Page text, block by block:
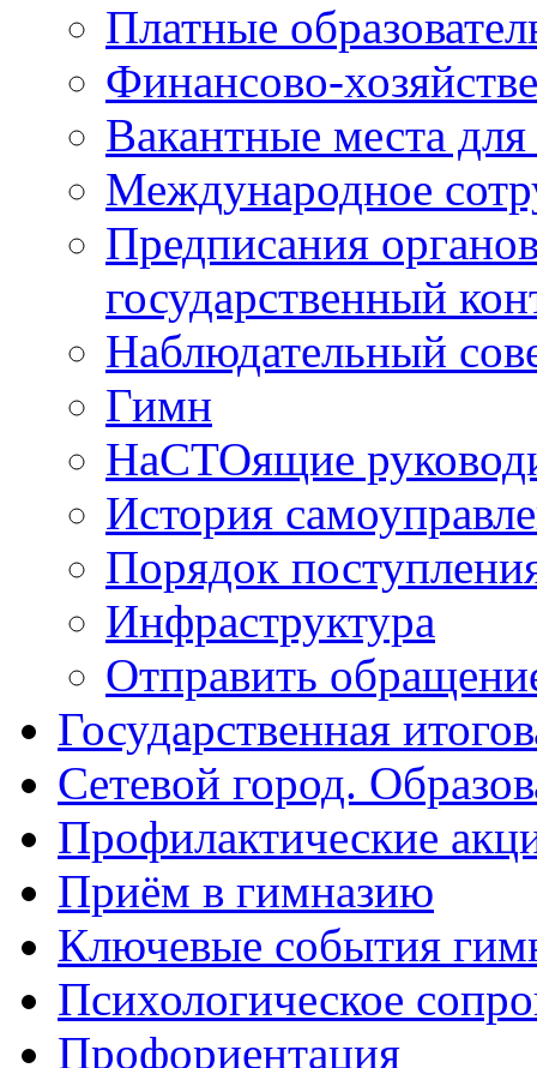
Платные
Финансово-
Вакантные места
Международное
Предписания
государственный
Наблюдательный
Гимн
НаСТОящие
История
Порядок
Инфраструктура
Отправить
Государственная
Сетевой город.
Профилактические
Приём в гимназию
Ключевые события
Психологическое
Профориентация